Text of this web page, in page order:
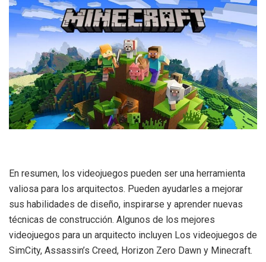
En resumen, los videojuegos pueden ser una herramienta
valiosa para los arquitectos. Pueden ayudarles a mejorar
sus habilidades de diseño, inspirarse y aprender nuevas
técnicas de construcción. Algunos de los mejores
videojuegos para un arquitecto incluyen Los videojuegos de
SimCity, Assassin’s Creed, Horizon Zero Dawn y Minecraft.